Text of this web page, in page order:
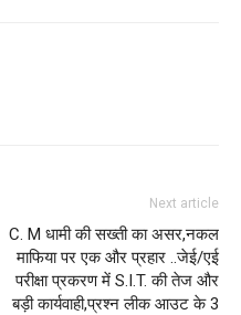
Next article
C. M धामी की सख्ती का असर,नकल
माफिया पर एक और प्रहार ..जेई/एई
परीक्षा प्रकरण में S.I.T. की तेज और
बड़ी कार्यवाही,प्रश्न लीक आउट के 3